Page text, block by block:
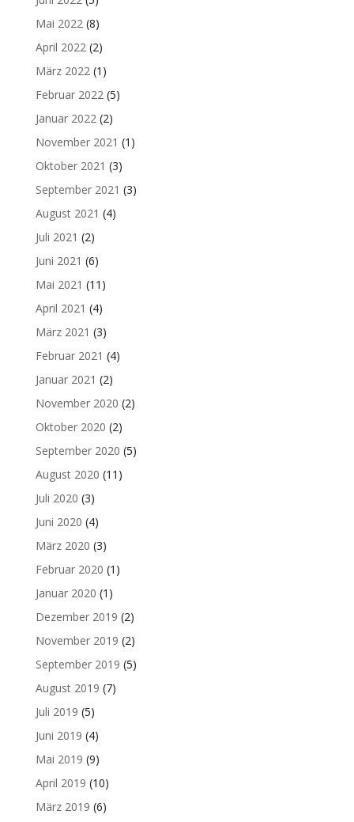
Mai 2022(8)
April 2022(2)
März 2022(1)
Februar 2022(5)
Januar 2022(2)
November 2021 (1)
Oktober 2021 (3)
September 2021 (3)
August 2021 (4)
Juli 2021 (2)
Juni 2021 (6)
Mai 2021 (11)
April 2021 (4)
März 2021 (3)
Februar 2021 (4)
Januar 2021 (2)
November 2020 (2)
Oktober 2020 (2)
September 2020 (5)
August 2020 (11)
Juli 2020 (3)
Juni 2020 (4)
März 2020 (3)
Februar 2020 (1)
Januar 2020 (1)
Dezember 2019 (2)
November 2019 (2)
September 2019 (5)
August 2019 (7)
Juli 2019 (5)
Juni 2019 (4)
Mai 2019 (9)
April 2019 (10)
März 2019 (6)